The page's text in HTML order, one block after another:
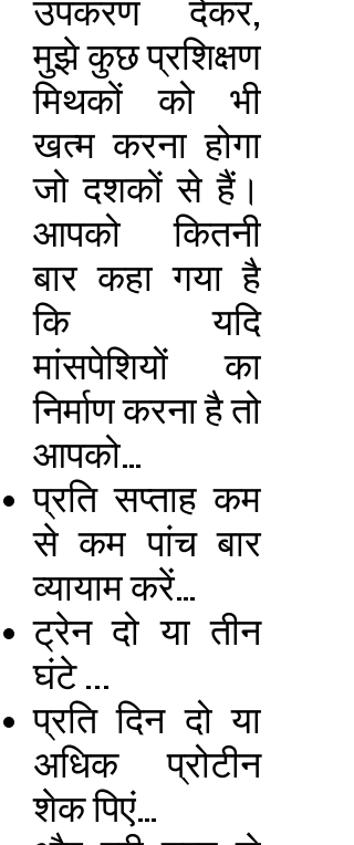
उपकरण देकर,
मुझे कुछ प्रशिक्षण
मिथकों को भी
खत्म करना होगा
जो दशकों से हैं।
आपको कितनी
बार कहा गया है
कि यदि
मांसपेशियों का
निर्माण करना है तो
आपको…
प्रति सप्ताह कम
से कम पांच बार
व्यायाम करें…
ट्रेन दो या तीन
घंटे ...
प्रति दिन दो या
अधिक प्रोटीन
शेक पिएं…